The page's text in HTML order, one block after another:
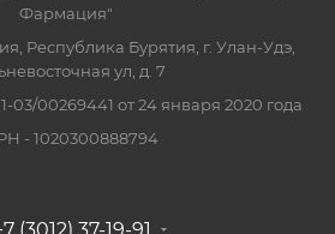
Фармация"
Республика Бурятия, г. Улан-Удэ,
ул, д. 7
03/00269441 от 24 января 2020 года
- 1020300888794